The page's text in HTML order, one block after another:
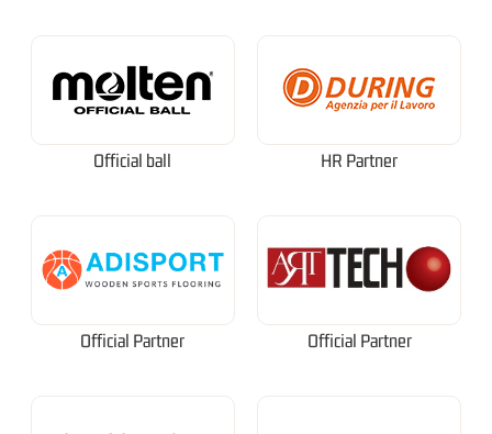
Official ball HR Partner
Official Partner Official Partner